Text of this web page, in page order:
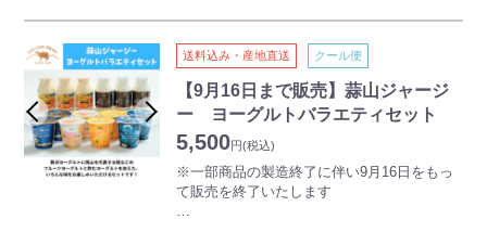
ちばん良い時期に製品化しました。
・岡山いちご
岡山県産のいちごをふんだんに使用。ミルク
の味を大切にした、ほんのりとしたピンク色
のいちごミルクアイスです。
【安富牧場のこだわり】
ど人気商品をセレクトしたセットとなります
届け!】
栄養豊富で乳製品に最適とされる岡山県蒜山
(ひるぜん)高原産のジャージー牛乳を使用し
た乳製品の詰合せです。
保存料・安定剤は一切使用しておりませんの
で、小さなお子様にも安心して食べていただ
くことができ、濃厚なジャージー乳のヨーグ
ルトを堪能していただけるギフトセットで
す。
送料込み・産地直送 クール便
【9月16日まで販売】蒜山ジャージ
ー ヨーグルトバラエティセット
5,500円(税込)
※一部商品の製造終了に伴い9月16日をもっ
て販売を終了いたします